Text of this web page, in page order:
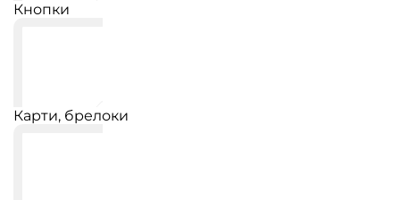
Кнопки
Карти, брелоки